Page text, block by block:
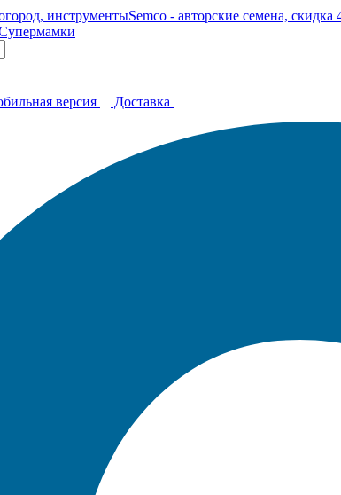
инструментыSemco - авторские семена,
версия Доставка